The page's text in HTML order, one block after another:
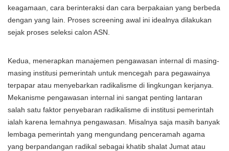
keagamaan, cara berinteraksi dan cara berpakaian yang berbeda
dengan yang lain. Proses screening awal ini idealnya dilakukan
sejak proses seleksi calon ASN.
Kedua, menerapkan manajemen pengawasan internal di masing-
masing institusi pemerintah untuk mencegah para pegawainya
terpapar atau menyebarkan radikalisme di lingkungan kerjanya.
Mekanisme pengawasan internal ini sangat penting lantaran
salah satu faktor penyebaran radikalisme di institusi pemerintah
ialah karena lemahnya pengawasan. Misalnya saja masih banyak
lembaga pemerintah yang mengundang penceramah agama
yang berpandangan radikal sebagai khatib shalat Jumat atau